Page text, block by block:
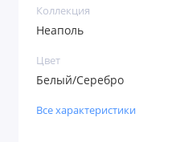
Коллекция
Неаполь
Цвет
Белый/Серебро
Все характеристики